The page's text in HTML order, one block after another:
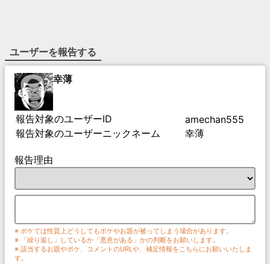
ユーザーを報告する
幸薄
報告対象のユーザーID
amechan555
報告対象のユーザーニックネーム
幸薄
報告理由
※ ボケては性質上どうしてもボケやお題が被ってしまう場合があります。
※ 「繰り返し」しているか「悪意がある」かの判断をお願いします。
※ 該当するお題やボケ、コメントのURLや、補足情報をこちらにお願いいたしま
す。